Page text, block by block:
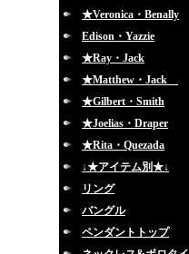
★Veronica・Benally
Edison・Yazzie
★Ray・Jack
★Matthew・Jack
★Gilbert・Smith
★Joelias・Draper
★Rita・Quezada
↓★アイテム別★↓
リング
バングル
ペンダントトップ